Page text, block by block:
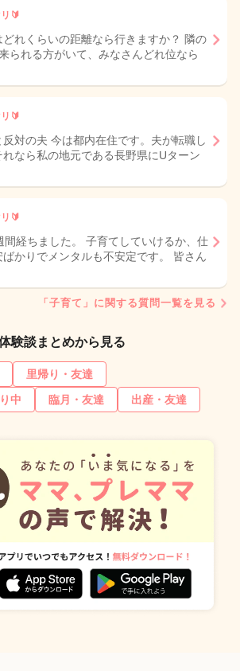
🔰
れくらいの距離なら行きますか？ 隣の
られる方がいて、みなさんどれ位なら
🔰
対の夫 今は都内在住です。夫が転職し
なら私の地元である長野県にUターン
🔰
間経ちました。 子育てしていけるか、仕
かりでメンタルも不安定です。 皆さん
「子育て」に関する質問一覧を見る
験談まとめから見る
里帰り・友達
中
臨月・友達 出産・友達